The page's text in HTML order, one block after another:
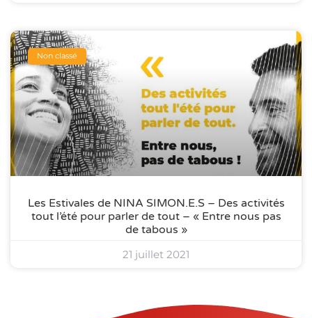
Non classé
Les Estivales de NINA SIMON.E.S – Des activités
tout l’été pour parler de tout – « Entre nous pas
de tabous »
21 juillet 2021